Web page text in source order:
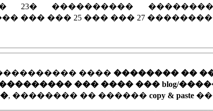
23� ����������
��� ��� 25 ��� ��� 27
���� �������� ��
��� ���� ��� blog/
, �������� �� ������ copy & paste